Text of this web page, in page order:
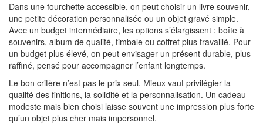
Dans une fourchette accessible, on peut choisir un livre souvenir,
une petite décoration personnalisée ou un objet gravé simple.
Avec un budget intermédiaire, les options s’élargissent : boîte à
souvenirs, album de qualité, timbale ou coffret plus travaillé. Pour
un budget plus élevé, on peut envisager un présent durable, plus
raffiné, pensé pour accompagner l’enfant longtemps.
Le bon critère n’est pas le prix seul. Mieux vaut privilégier la
qualité des finitions, la solidité et la personnalisation. Un cadeau
modeste mais bien choisi laisse souvent une impression plus forte
qu’un objet plus cher mais impersonnel.